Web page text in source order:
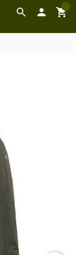
search  shopping_cart
0